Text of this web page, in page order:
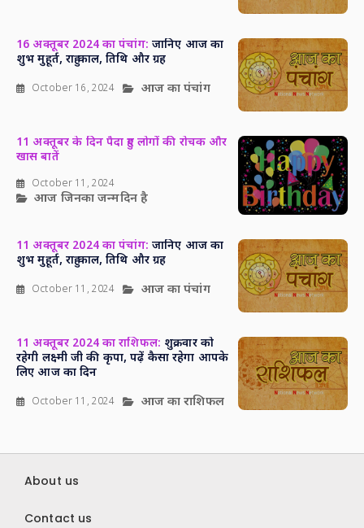
16 अक्तूबर 2024 का पंचांग: जानिए आज का
शुभ मुहूर्त, राहु काल, तिथि और ग्रह
October 16, 2024 आज का पंचांग
11 अक्तूबर के दिन पैदा हुए लोगों की रोचक और
खास बातें
October 11, 2024
आज जिनका जन्मदिन है
11 अक्तूबर 2024 का पंचांग: जानिए आज का
शुभ मुहूर्त, राहु काल, तिथि और ग्रह
October 11, 2024 आज का पंचांग
11 अक्तूबर 2024 का राशिफल: शुक्रवार को
रहेगी लक्ष्मी जी की कृपा, पढ़ें कैसा रहेगा आपके
लिए आज का दिन
October 11, 2024 आज का राशिफल
About us
Contact us